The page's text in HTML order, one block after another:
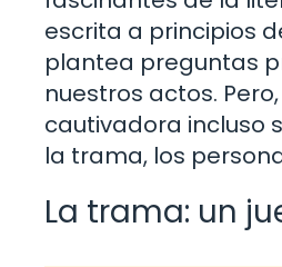
escrita a principios
plantea preguntas
nuestros actos.
cautivadora incluso
la trama, los
La trama: un